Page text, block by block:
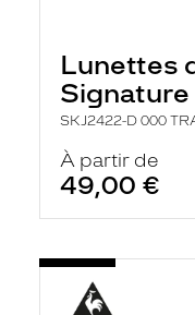
Lunettes
SKJ2422-D 000
À partir de
49,00 €